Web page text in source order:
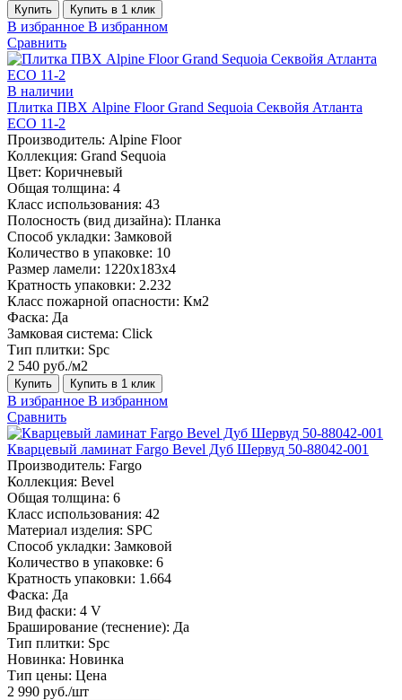
Купить Купить в 1 клик
В избранное В избранном
Сравнить
В наличии
Плитка ПВХ Alpine Floor Grand Sequoia Секвойя Атланта
ECO 11-2
Производитель: Alpine Floor
Коллекция: Grand Sequoia
Цвет: Коричневый
Общая толщина: 4
Класс использования: 43
Полосность (вид дизайна): Планка
Способ укладки: Замковой
Количество в упаковке: 10
Размер ламели: 1220х183х4
Кратность упаковки: 2.232
Класс пожарной опасности: Км2
Фаска: Да
Замковая система: Click
Тип плитки: Spc
2 540 руб./м2
Купить Купить в 1 клик
В избранное В избранном
Сравнить
Кварцевый ламинат Fargo Bevel Дуб Шервуд 50-88042-001
Производитель: Fargo
Коллекция: Bevel
Общая толщина: 6
Класс использования: 42
Материал изделия: SPC
Способ укладки: Замковой
Количество в упаковке: 6
Кратность упаковки: 1.664
Фаска: Да
Вид фаски: 4 V
Браширование (теснение): Да
Тип плитки: Spc
Новинка: Новинка
Тип цены: Цена
2 990 руб./шт